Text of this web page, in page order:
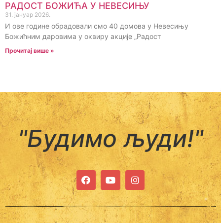
РАДОСТ БОЖИЋА У НЕВЕСИЊУ
31. јануар 2026.
И ове године обрадовали смо 40 домова у Невесињу
Божићним даровима у оквиру акције „Радост
Прочитај више »
"Будимо људи!"